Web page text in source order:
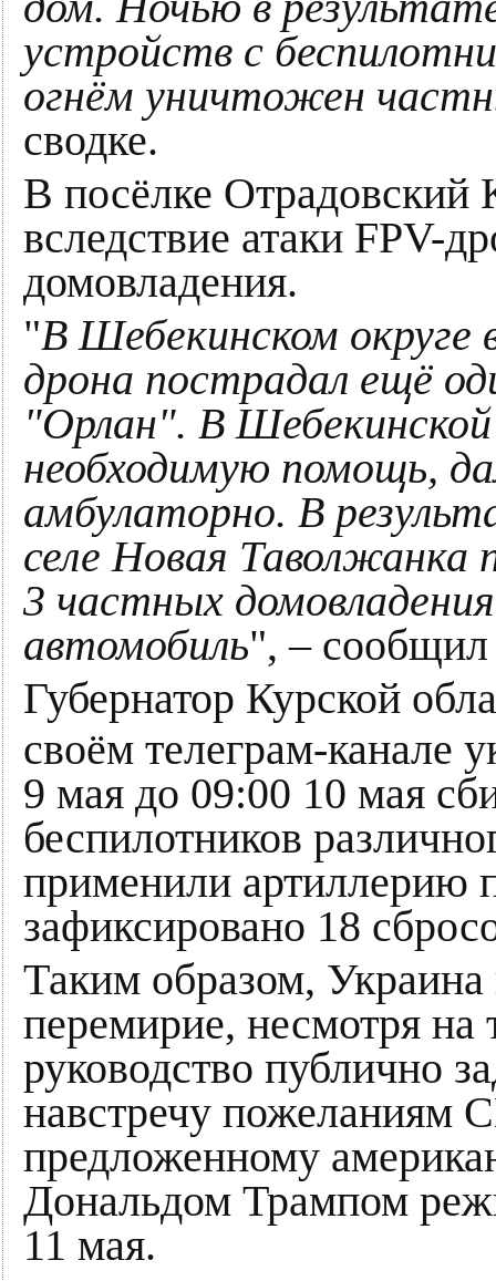
устройств с
огнём уничтожен
сводке.
В посёлке Отрадовский
вследствие атаки FPV-
домовладения.
"В Шебекинском округе
дрона пострадал ещё
"Орлан". В
необходимую помощь,
амбулаторно. В
селе Новая
3 частных
автомобиль", – сообщил
Губернатор Курской
своём телеграм-канале
9 мая до 09:00 10 мая
беспилотников
применили артиллерию
зафиксировано 18
Таким образом,
перемирие, несмотря на
руководство публично
навстречу пожеланиям
предложенному
Дональдом Трампом
11 мая.